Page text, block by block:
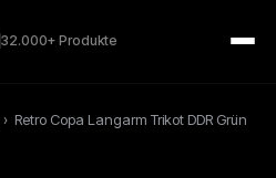
32.000+ Produkte
› Retro Copa Langarm Trikot DDR Grün